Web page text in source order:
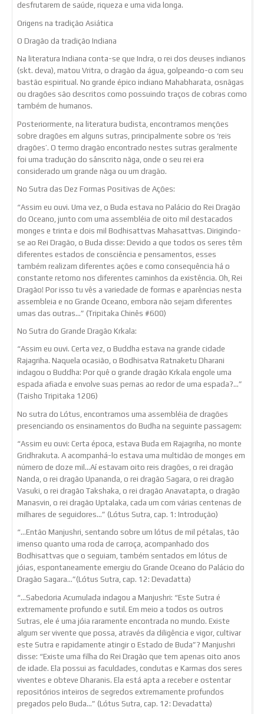
desfrutarem de saúde, riqueza e uma vida longa.
Origens na tradição Asiática
O Dragão da tradição Indiana
Na literatura Indiana conta-se que Indra, o rei dos deuses indianos
(skt. deva), matou Vritra, o dragão da água, golpeando-o com seu
bastão espiritual. No grande épico indiano Mahabharata, osnāgas
ou dragões são descritos como possuindo traços de cobras como
também de humanos.
Posteriormente, na literatura budista, encontramos menções
sobre dragões em alguns sutras, principalmente sobre os ‘reis
dragões’. O termo dragão encontrado nestes sutras geralmente
foi uma tradução do sânscrito nāga, onde o seu rei era
considerado um grande nāga ou um dragão.
No Sutra das Dez Formas Positivas de Ações:
“Assim eu ouvi. Uma vez, o Buda estava no Palácio do Rei Dragão
do Oceano, junto com uma assembléia de oito mil destacados
monges e trinta e dois mil Bodhisattvas Mahasattvas. Dirigindo-
se ao Rei Dragão, o Buda disse: Devido a que todos os seres têm
diferentes estados de consciência e pensamentos, esses
também realizam diferentes ações e como consequência há o
constante retorno nos diferentes caminhos da existência. Oh, Rei
Dragão! Por isso tu vês a variedade de formas e aparências nesta
assembleia e no Grande Oceano, embora não sejam diferentes
umas das outras…” (Tripitaka Chinês #600)
No Sutra do Grande Dragão Krkala:
“Assim eu ouvi. Certa vez, o Buddha estava na grande cidade
Rajagriha. Naquela ocasião, o Bodhisatva Ratnaketu Dharani
indagou o Buddha: Por quê o grande dragão Krkala engole uma
espada afiada e envolve suas pernas ao redor de uma espada?…”
(Taisho Tripitaka 1206)
No sutra do Lótus, encontramos uma assembléia de dragões
presenciando os ensinamentos do Budha na seguinte passagem:
“Assim eu ouvi: Certa época, estava Buda em Rajagriha, no monte
Gridhrakuta. A acompanhá-lo estava uma multidão de monges em
número de doze mil…Aí estavam oito reis dragões, o rei dragão
Nanda, o rei dragão Upananda, o rei dragão Sagara, o rei dragão
Vasuki, o rei dragão Takshaka, o rei dragão Anavatapta, o dragão
Manasvin, o rei dragão Uptalaka, cada um com várias centenas de
milhares de seguidores…” (Lótus Sutra, cap. 1: Introdução)
“…Então Manjushri, sentando sobre um lótus de mil pétalas, tão
imenso quanto uma roda de carroça, acompanhado dos
Bodhisattvas que o seguiam, também sentados em lótus de
jóias, espontaneamente emergiu do Grande Oceano do Palácio do
Dragão Sagara…”(Lótus Sutra, cap. 12: Devadatta)
“…Sabedoria Acumulada indagou a Manjushri: “Este Sutra é
extremamente profundo e sutil. Em meio a todos os outros
Sutras, ele é uma jóia raramente encontrada no mundo. Existe
algum ser vivente que possa, através da diligência e vigor, cultivar
este Sutra e rapidamente atingir o Estado de Buda”? Manjushri
disse: “Existe uma filha do Rei Dragão que tem apenas oito anos
de idade. Ela possui as faculdades, condutas e Karmas dos seres
viventes e obteve Dharanis. Ela está apta a receber e ostentar
repositórios inteiros de segredos extremamente profundos
pregados pelo Buda…” (Lótus Sutra, cap. 12: Devadatta)